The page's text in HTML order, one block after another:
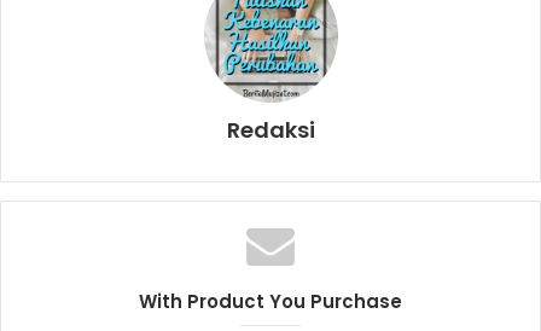
Redaksi
With Product You Purchase